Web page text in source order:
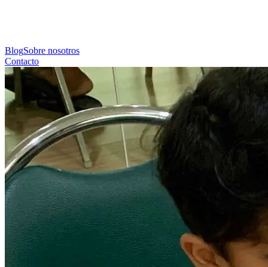
BlogSobre nosotros
Contacto